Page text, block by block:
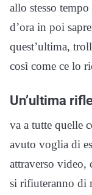
allo stesso
d’ora in poi
quest’ultima,
così come ce lo
Un’ultima
va a tutte quelle
avuto voglia di
attraverso video,
si rifiuteranno di